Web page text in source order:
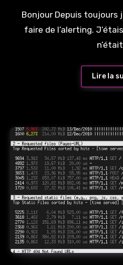
Bonjour Depuis toujours
faire de l’alerting.
Lire la